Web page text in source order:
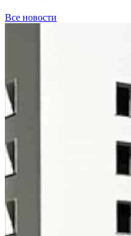
Все новости